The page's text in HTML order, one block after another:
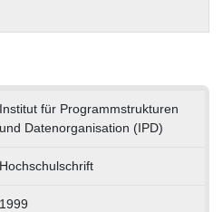
Institut für Programmstrukturen
und Datenorganisation (IPD)
Hochschulschrift
1999